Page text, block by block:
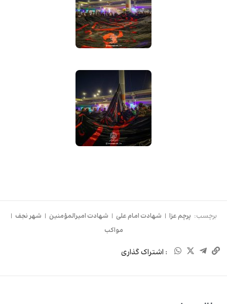
برچسب: پرچم عزا | شهادت امام علی | شهادت امیرالمؤمنین | شهر نجف |
مواکب
: اشتراک گذاری